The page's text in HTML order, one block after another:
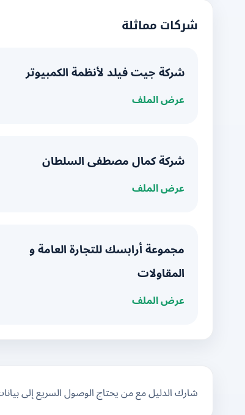
شركات مماثلة
شركة جيت فيلد لأنظمة الكمبيوتر
عرض الملف
شركة كمال مصطفى السلطان
عرض الملف
مجموعة أرابسك للتجارة العامة و
المقاولات
عرض الملف
شارك الدليل مع من يحتاج الوصول السريع إلى